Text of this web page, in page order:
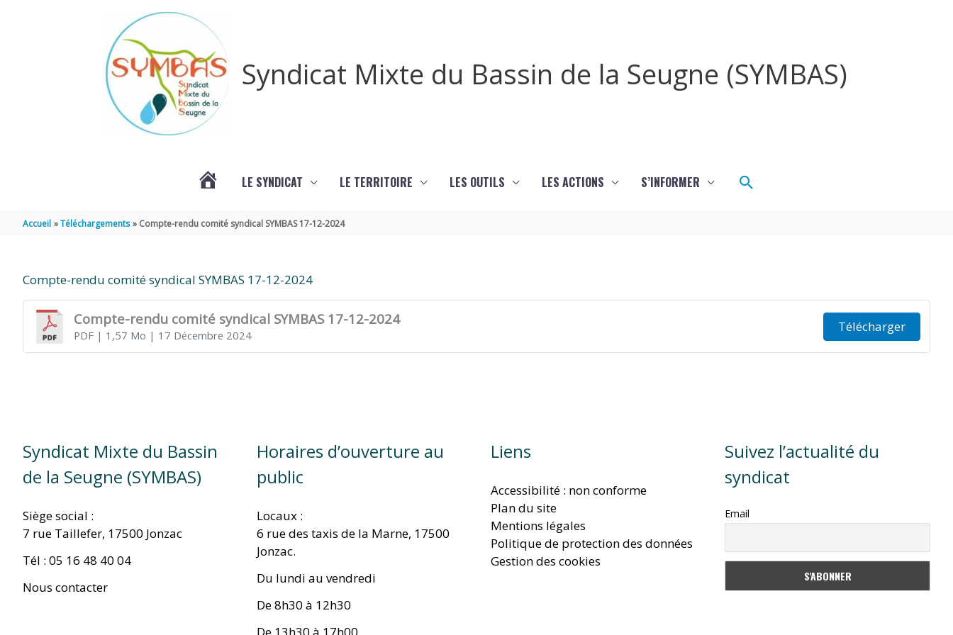
Syndicat Mixte du Bassin de la Seugne (SYMBAS)
TITRE)
LE SYNDICAT LE TERRITOIRE LES OUTILS LES ACTIONS S’INFORMER Rechercher
Accueil Téléchargements Compte-rendu comité syndical SYMBAS 17-12-2024
Compte-rendu comité syndical SYMBAS 17-12-2024
Compte-rendu comité syndical SYMBAS 17-12-2024
PDF| 1,57 Mo | 17 Décembre 2024
Télécharger
Syndicat Mixte du Bassin
de la Seugne (SYMBAS)
Siège social :
7 rue Taillefer, 17500 Jonzac
Tél : 05 16 48 40 04
Nous contacter
Horaires d’ouverture au
public
Locaux :
6 rue des taxis de la Marne, 17500
Jonzac.
Du lundi au vendredi
De 8h30 à 12h30
De 13h30 à 17h00
Liens
Accessibilité : non conforme
Plan du site
Mentions légales
Politique de protection des données
Gestion des cookies
Suivez l’actualité du
syndicat
Email